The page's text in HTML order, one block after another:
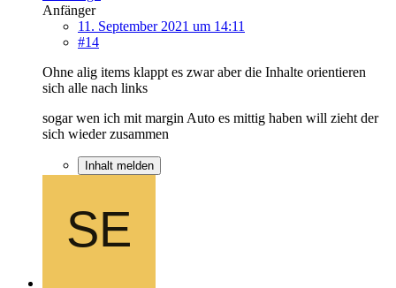
Anfänger
11. September 2021 um 14:11
#14
Ohne alig items klappt es zwar aber die Inhalte orientieren
sich alle nach links
sogar wen ich mit margin Auto es mittig haben will zieht der
sich wieder zusammen
Inhalt melden